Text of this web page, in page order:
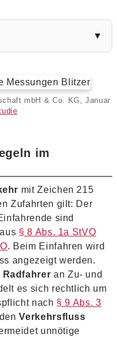
▼
mbH & Co. KG, Januar
im
mit Zeichen 215
Zufahrten gilt: Der
sind
§ 8 Abs. 1a StVO
. Beim Einfahren wird
angezeigt werden.
Radfahrer an Zu- und
es sich rechtlich um
nach § 9 Abs. 3
denVerkehrsfluss
unnötige